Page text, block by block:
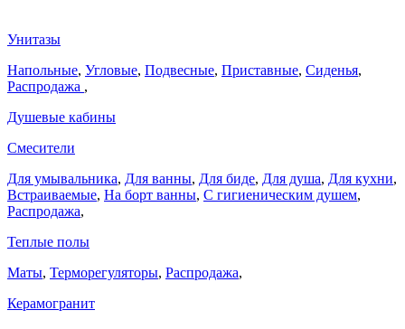
Унитазы
Напольные, Угловые, Подвесные, Приставные, Сиденья,
Распродажа ,
Душевые кабины
Смесители
Для умывальника, Для ванны, Для биде, Для душа, Для кухни,
Встраиваемые, На борт ванны, C гигиеническим душем,
Распродажа,
Теплые полы
Маты, Терморегуляторы, Распродажа,
Керамогранит